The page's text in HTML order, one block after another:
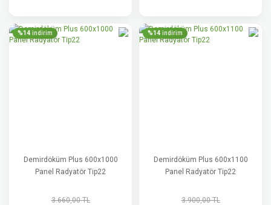
%14 indirim
Demirdöküm Plus 600x1000
Panel Radyatör Tip22
3.660,00 TL
%14 indirim
Demirdöküm Plus 600x1100
Panel Radyatör Tip22
3.900,00 TL